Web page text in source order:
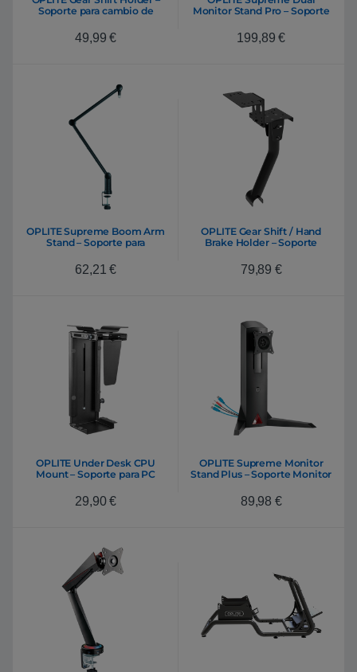
Soporte para cambio de
49,99€
Monitor Stand Pro – Soporte
199,89€
OPLITE Supreme Boom Arm
Stand – Soporte para
62,21€
OPLITE Gear Shift / Hand
Brake Holder – Soporte
de mano
79,89 €
OPLITE Under Desk CPU
Mount – Soporte para PC
29,90€
OPLITE Supreme Monitor
Stand Plus – Soporte Monitor
89,98 €